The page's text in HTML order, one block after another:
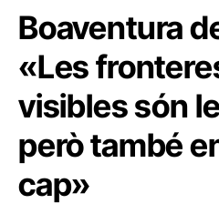
Boaventura
«Les
visibles són
però també
cap»